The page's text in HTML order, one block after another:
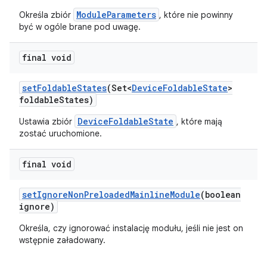
Określa zbiór ModuleParameters , które nie powinny
być w ogóle brane pod uwagę.
final void
setFoldableStates(Set<DeviceFoldableState>
foldableStates)
Ustawia zbiór DeviceFoldableState , które mają
zostać uruchomione.
final void
setIgnoreNonPreloadedMainlineModule(boolean
ignore)
Określa, czy ignorować instalację modułu, jeśli nie jest on
wstępnie załadowany.